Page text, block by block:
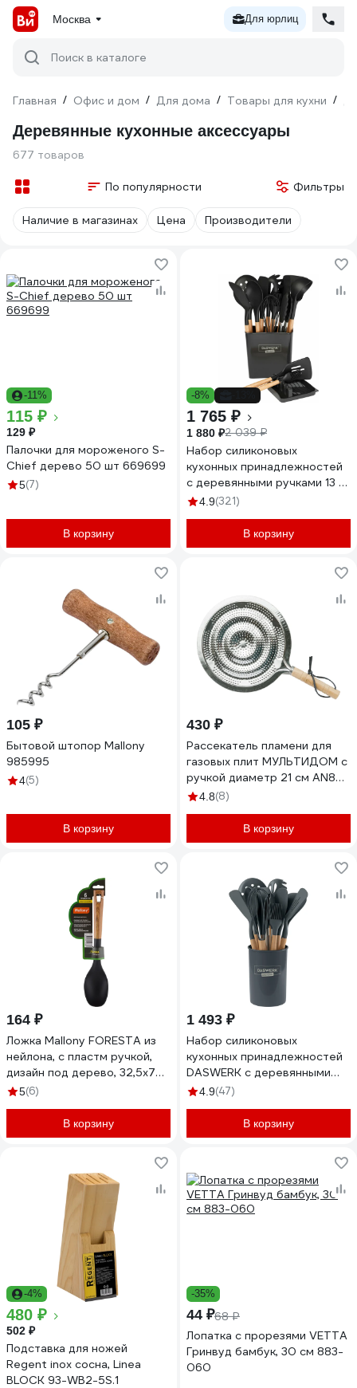
Москва Для юрлиц
Поиск в каталоге
Главная / Офис и дом / Для дома / Товары для кухни /
Деревянные кухонные аксессуары
677 товаров
По популярности Фильтры
Наличие в магазинах Цена Производители
-11%
115 ₽
129 ₽
Палочки для мороженого S-
Chief дерево 50 шт 669699
5(7)
В корзину
-8%
1 765 ₽
1 880 ₽2 039 ₽
Набор силиконовых
кухонных принадлежностей
с деревянными ручками 13 в
1 DASWERK черный 608197
4.9(321)
В корзину
105 ₽
Бытовой штопор Mallony
985995
4(5)
В корзину
430 ₽
Рассекатель пламени для
газовых плит МУЛЬТИДОМ с
ручкой диаметр 21 см AN80-
324.8(8)
В корзину
164 ₽
Ложка Mallony FORESTA из
нейлона, с пластм ручкой,
дизайн под дерево, 32,5x7
см 006460
5(6)
В корзину
1 493 ₽
Набор силиконовых
кухонных принадлежностей
DASWERK с деревянными
ручками 12 в 1, серый 608194
4.9(47)
В корзину
-4%
480 ₽
502 ₽
Подставка для ножей
Regent inox сосна, Linea
BLOCK 93-WB2-5S.1
-35%
44 ₽68 ₽
Лопатка с прорезями VETTA
Гринвуд бамбук, 30 см 883-
060